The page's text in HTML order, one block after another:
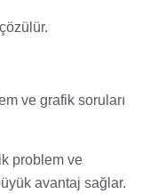
ve grafik soruları
problem ve
avantaj sağlar.